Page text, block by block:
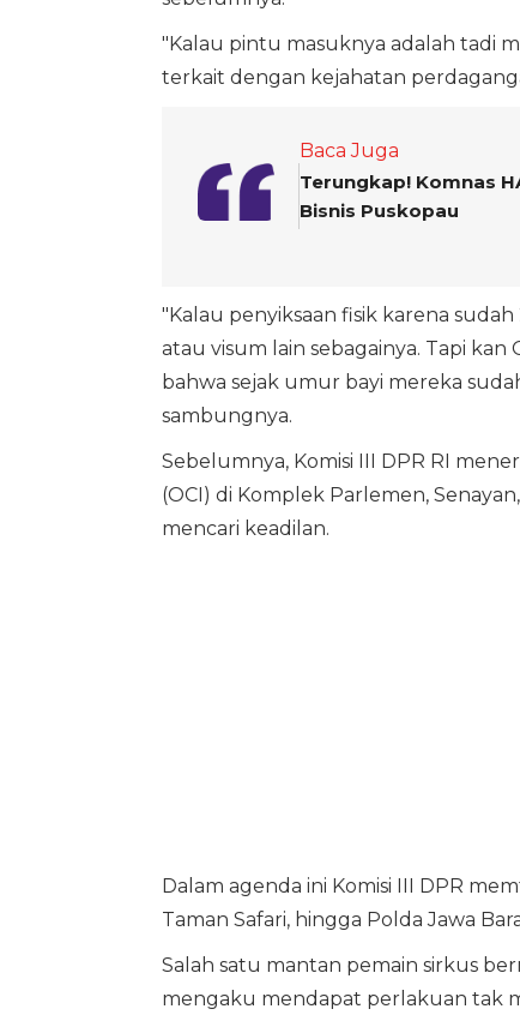
"Kalau pintu masuknya adalah tadi
terkait dengan kejahatan
Baca Juga
Terungkap! Komnas
Bisnis Puskopau
"Kalau penyiksaan fisik karena
atau visum lain sebagainya. Tapi kan
bahwa sejak umur bayi mereka
sambungnya.
Sebelumnya, Komisi III DPR RI
(OCI) di Komplek Parlemen,
mencari keadilan.
Dalam agenda ini Komisi III DPR
Taman Safari, hingga Polda Jawa
Salah satu mantan pemain sirkus
mengaku mendapat perlakuan tak